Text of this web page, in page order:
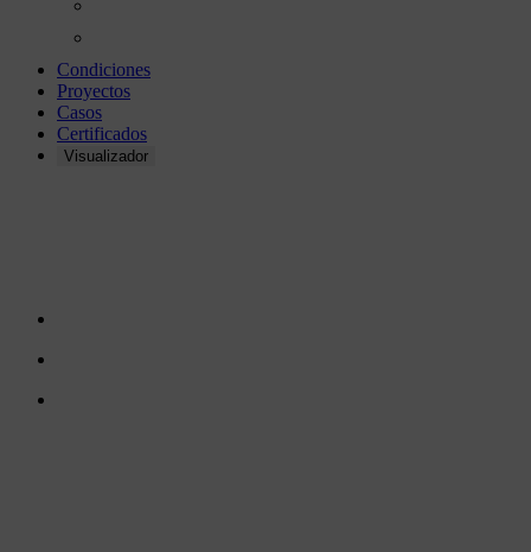
Condiciones
Proyectos
Casos
Certificados
Visualizador